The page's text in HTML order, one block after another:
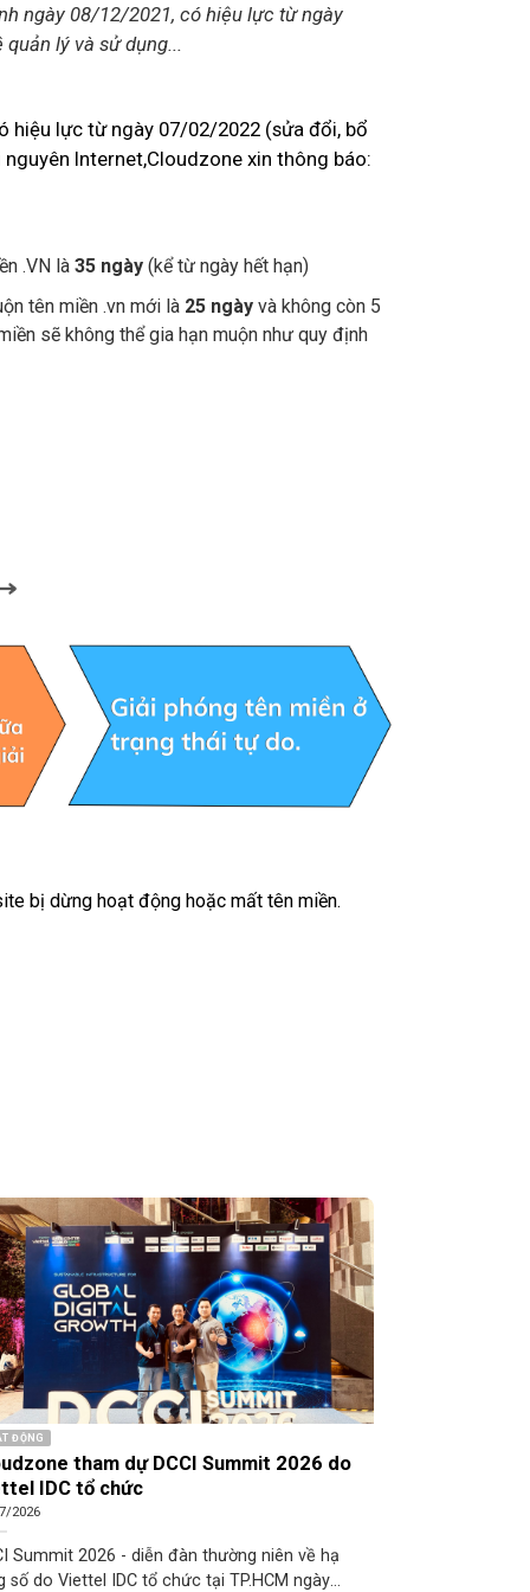
ngày 08/12/2021, có hiệu lực từ ngày
lý và sử dụng...
hiệu lực từ ngày 07/02/2022 (sửa đổi, bổ
Internet,Cloudzone xin thông báo:
.VN là 35 ngày(kể từ ngày hết hạn)
tên miền .vn mới là 25 ngàyvà không còn 5
sẽ không thể gia hạn muộn như quy định
bị dừng hoạt động hoặc mất tên miền.
ĐỘNG
tham dự DCCI Summit 2026 do
IDC tổ chức
2026
Summit 2026 - diễn đàn thường niên về hạ
số do Viettel IDC tổ chức tại TP.HCM ngày